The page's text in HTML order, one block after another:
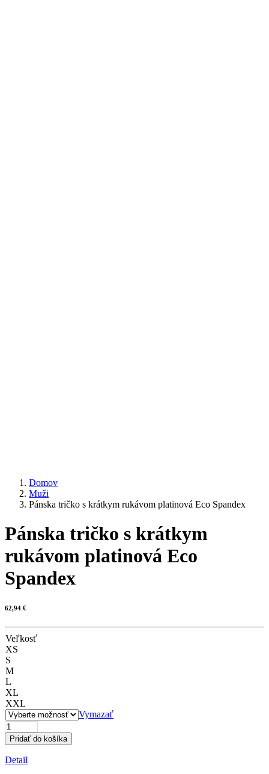
Domov
Muži
Pánska tričko s krátkym rukávom platinová Eco Spandex
Pánska tričko s krátkym
rukávom platinová Eco
Spandex
62,94 €
Veľkosť
XS
S
M
L
XL
XXL
Vymazať
množstvo
Pánska
tričko
s
Pridať do košíka
Detail